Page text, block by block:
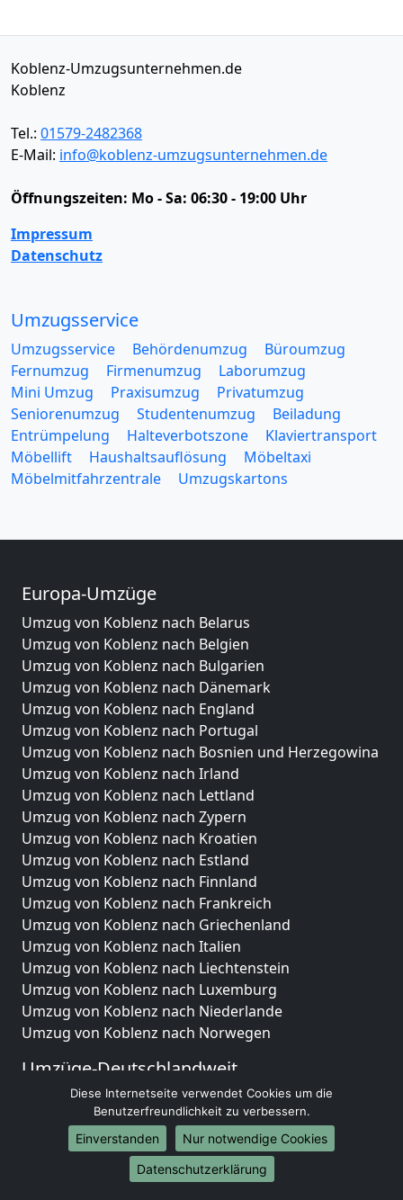
Koblenz-Umzugsunternehmen.de
Koblenz
Tel.: 01579-2482368
E-Mail: info@koblenz-umzugsunternehmen.de
Öffnungszeiten: Mo - Sa: 06:30 - 19:00 Uhr
Impressum
Datenschutz
Umzugsservice
Umzugsservice Behördenumzug
Büroumzug
Fernumzug
Firmenumzug
Laborumzug
Mini Umzug
Praxisumzug
Privatumzug
Seniorenumzug
Studentenumzug
Beiladung
Entrümpelung
Halteverbotszone
Klaviertransport
Möbellift
Haushaltsauflösung
Möbeltaxi
Möbelmitfahrzentrale
Umzugskartons
Europa-Umzüge
Umzug von Koblenz nach Belarus
Umzug von Koblenz nach Belgien
Umzug von Koblenz nach Bulgarien
Umzug von Koblenz nach Dänemark
Umzug von Koblenz nach England
Umzug von Koblenz nach Portugal
Umzug von Koblenz nach Bosnien und Herzegowina
Umzug von Koblenz nach Irland
Umzug von Koblenz nach Lettland
Umzug von Koblenz nach Zypern
Umzug von Koblenz nach Kroatien
Umzug von Koblenz nach Estland
Umzug von Koblenz nach Finnland
Umzug von Koblenz nach Frankreich
Umzug von Koblenz nach Griechenland
Umzug von Koblenz nach Italien
Umzug von Koblenz nach Liechtenstein
Umzug von Koblenz nach Luxemburg
Umzug von Koblenz nach Niederlande
Umzug von Koblenz nach Norwegen
Umzüge-Deutschlandweit
Umzug von Koblenz nach Berlin
Umzug von Koblenz nach Hamburg
Umzug von Koblenz nach München
Umzug von Koblenz nach Köln
Umzug von Koblenz nach Frankfurt am Main
Diese Internetseite verwendet Cookies um die
Benutzerfreundlichkeit zu verbessern.
Einverstanden
Nur notwendige Cookies
Datenschutzerklärung